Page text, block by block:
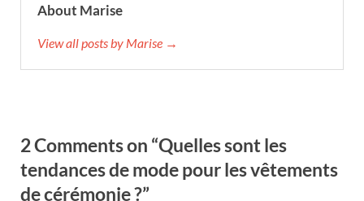
About Marise
View all posts by Marise →
2 Comments on “Quelles sont les
tendances de mode pour les vêtements
de cérémonie ?”